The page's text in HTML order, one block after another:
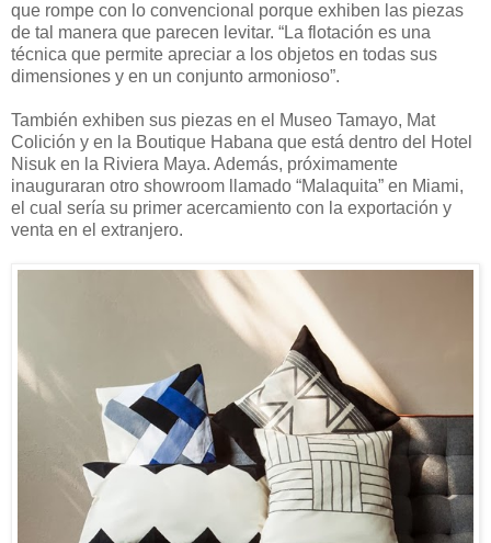
que rompe con lo convencional porque exhiben las piezas
de tal manera que parecen levitar. “La flotación es una
técnica que permite apreciar a los objetos en todas sus
dimensiones y en un conjunto armonioso”.
También exhiben sus piezas en el Museo Tamayo, Mat
Colición y en la Boutique Habana que está dentro del Hotel
Nisuk en la Riviera Maya. Además, próximamente
inauguraran otro showroom llamado “Malaquita” en Miami,
el cual sería su primer acercamiento con la exportación y
venta en el extranjero.